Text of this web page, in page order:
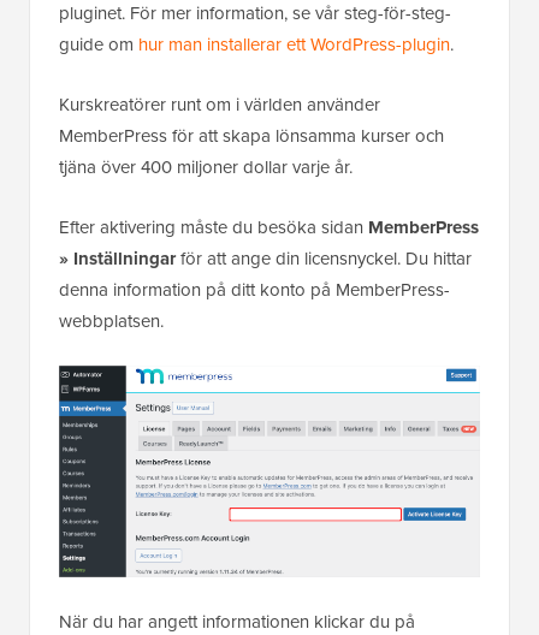
pluginet. För mer information, se vår steg-för-steg-
guide om hur man installerar ett WordPress-plugin.
Kurskreatörer runt om i världen använder
MemberPress för att skapa lönsamma kurser och
tjäna över 400 miljoner dollar varje år.
Efter aktivering måste du besöka sidan MemberPress
» Inställningarför att ange din licensnyckel. Du hittar
denna information på ditt konto på MemberPress-
webbplatsen.
När du har angett informationen klickar du på